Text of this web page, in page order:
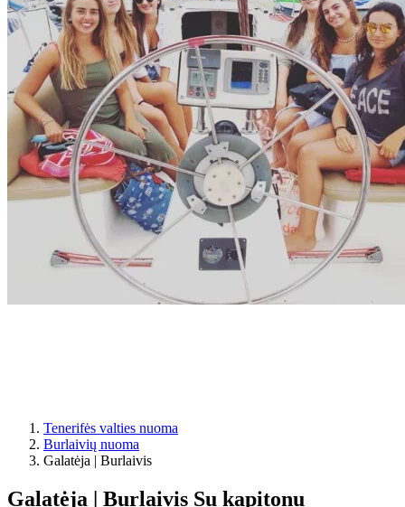
Tenerifės valties nuoma
Burlaivių nuoma
Galatėja | Burlaivis
Galatėja | Burlaivis Su kapitonu